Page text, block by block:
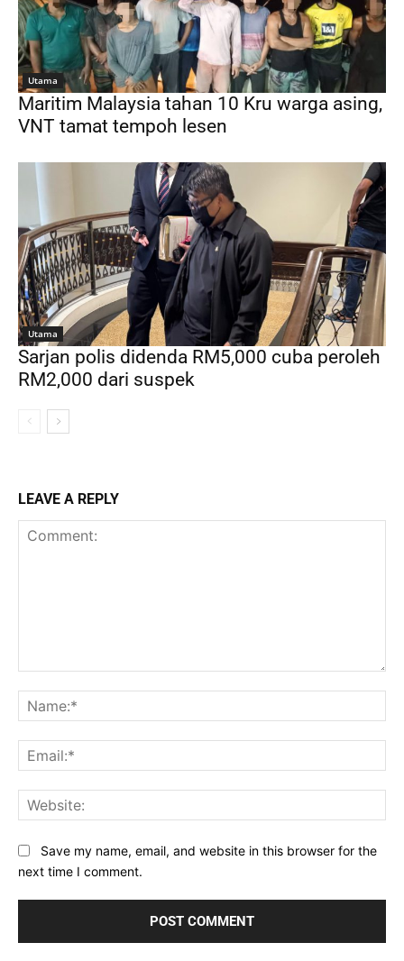
Utama
Maritim Malaysia tahan 10 Kru warga asing,
VNT tamat tempoh lesen
Utama
Sarjan polis didenda RM5,000 cuba peroleh
RM2,000 dari suspek
LEAVE A REPLY
Save my name, email, and website in this browser for the
next time I comment.